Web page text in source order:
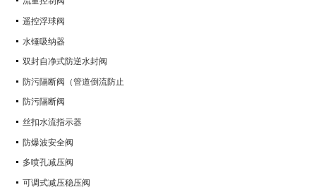
遥控浮球阀
水锤吸纳器
双封自净式防逆水封阀
防污隔断阀（管道倒流防止
防污隔断阀
丝扣水流指示器
防爆波安全阀
多喷孔减压阀
可调式减压稳压阀